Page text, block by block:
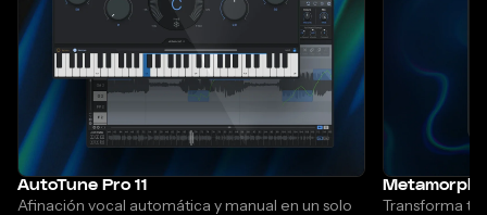
AutoTune Pro 11
Afinación vocal automática y manual en un solo
Metamorph
Transforma tu